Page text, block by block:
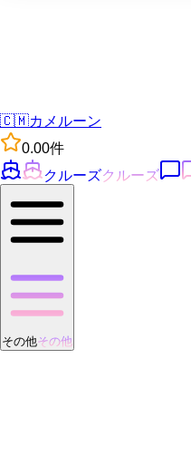
🇨🇲カメルーン
0.00件
クルーズクルーズ
その他その他